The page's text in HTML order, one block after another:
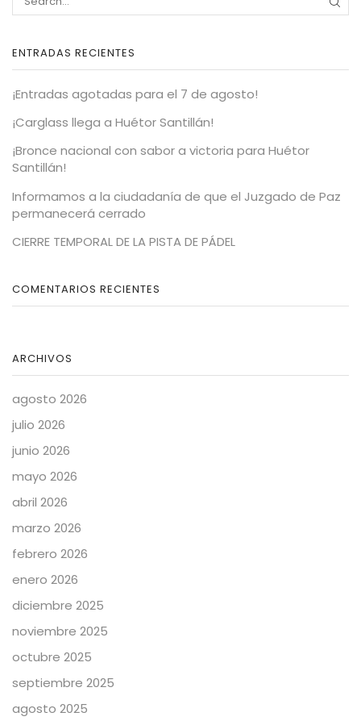
ENTRADAS RECIENTES
¡Entradas agotadas para el 7 de agosto!
¡Carglass llega a Huétor Santillán!
¡Bronce nacional con sabor a victoria para Huétor
Santillán!
Informamos a la ciudadanía de que el Juzgado de Paz
permanecerá cerrado
CIERRE TEMPORAL DE LA PISTA DE PÁDEL
COMENTARIOS RECIENTES
ARCHIVOS
agosto 2026
julio 2026
junio 2026
mayo 2026
abril 2026
marzo 2026
febrero 2026
enero 2026
diciembre 2025
noviembre 2025
octubre 2025
septiembre 2025
agosto 2025